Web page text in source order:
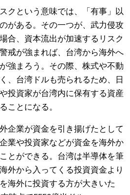
クという意味では、「有事」以
がある。その一つが、武力侵攻
合、資本流出が加速するリスク
戒が強まれば、台湾から海外へ
強まろう。その際、株式や不動
、台湾ドルも売られるため、日
投資家が台湾内に保有する資産
ことになる。
企業が資金を引き揚げたとして
業や投資家などが資金を海外か
とができる。台湾は半導体を筆
外から入ってくる投資資金より
海外に投資する方が大きいた